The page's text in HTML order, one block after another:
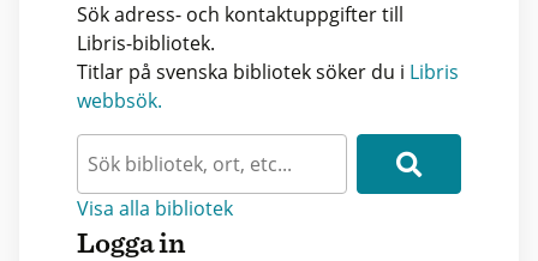
Sök adress- och kontaktuppgifter till
Libris-bibliotek.
Titlar på svenska bibliotek söker du i Libris
webbsök.
Visa alla bibliotek
Logga in